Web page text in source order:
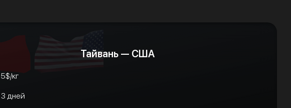
Тайвань — США
кг
дней